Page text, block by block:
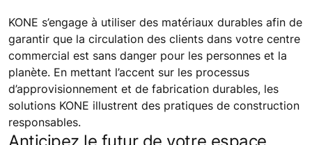
KONE s’engage à utiliser des matériaux durables afin de
garantir que la circulation des clients dans votre centre
commercial est sans danger pour les personnes et la
planète. En mettant l’accent sur les processus
d’approvisionnement et de fabrication durables, les
solutions KONE illustrent des pratiques de construction
responsables.